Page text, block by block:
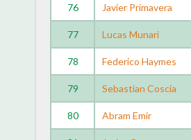
76 Javier Primavera
77 Lucas Munari
78 Federico Haymes
79 Sebastian Coscia
80 Abram Emir